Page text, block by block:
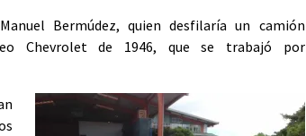
Bermúdez, quien desfilaría un camión
Chevrolet de 1946, que se trabajó por